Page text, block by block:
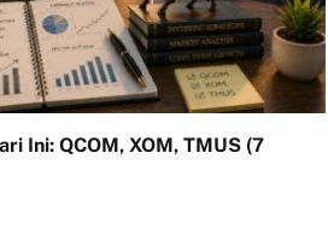
Ini: QCOM, XOM, TMUS (7